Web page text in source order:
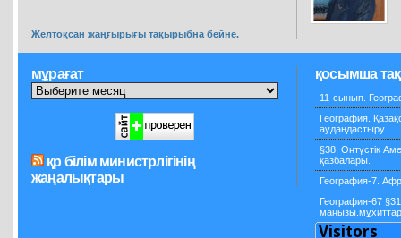
Желтоқсан жаңғырығы тақырыбна бейне.
мұрағат
қр білім министрлігінің
жаңалықтары
қосымша
11-сынып.
География.
аудандастыру
§38. Оңтүстік
қазбалары.
География-7.
География-67
маңызы.мұхиттар